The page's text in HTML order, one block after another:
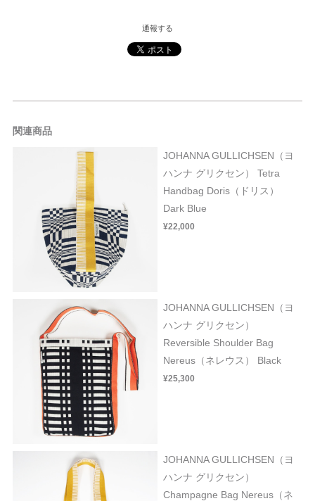
通報する
関連商品
JOHANNA GULLICHSEN（ヨ
ハンナ グリクセン） Tetra
Handbag Doris（ドリス）
Dark Blue
¥22,000
JOHANNA GULLICHSEN（ヨ
ハンナ グリクセン）
Reversible Shoulder Bag
Nereus（ネレウス） Black
¥25,300
JOHANNA GULLICHSEN（ヨ
ハンナ グリクセン）
Champagne Bag Nereus（ネ